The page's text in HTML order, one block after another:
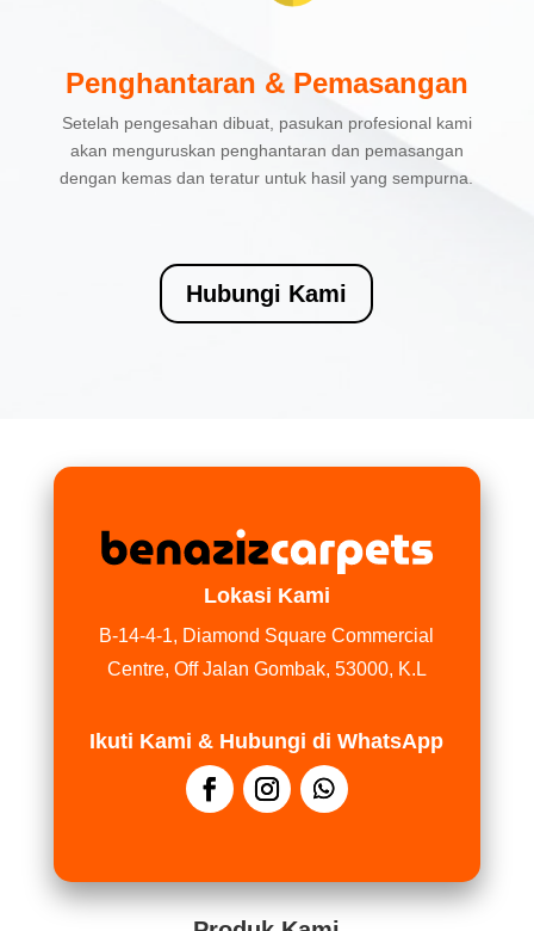
Penghantaran & Pemasangan
Setelah pengesahan dibuat, pasukan profesional kami
akan menguruskan penghantaran dan pemasangan
dengan kemas dan teratur untuk hasil yang sempurna.
Hubungi Kami
Lokasi Kami
B-14-4-1, Diamond Square Commercial
Centre, Off Jalan Gombak, 53000, K.L
Ikuti Kami & Hubungi di WhatsApp